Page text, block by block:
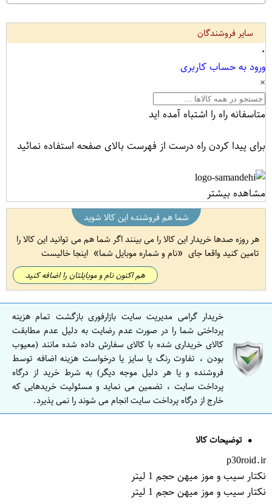
سایر فروشندگان
۰
ورود به حساب کاربری
×
متاسفانه راه را اشتباه آمده اید
برای پیدا کردن راه درست از فهرست بالای صفحه استفاده نمائید
مشاهده بیشتر
شما هم فروشنده این کالا شوید
هر روزه صدها خریدار این کالا را می بینند اگر شما هم می توانید این کالا را
تامین کنید واقعا جای
نام و شماره موبایل شما اینجا خالیست
هم اکنون نام و موبایلتان را اضافه کنید
خریدار گرامی مدیریت سایت بازارفوری بازگشت تمام هزینه
پرداختی شما را در صورت عدم رضایت به دلیل عدم مطابقت
کالای خریداری شده با کالای سفارش داده شده مانند (معیوب
بودن ، تفاوت رنگ یا سایز یا درخواست هزینه اضافه توسط
فروشنده و یا هر دلیل موجه دیگر) به شرط خرید از درگاه
پرداخت سایت ، تضمین می نماید و مسئولیت خریدهایی که
خارج از درگاه پرداخت سایت انجام می شوند را نمی پذیرد.
توضیحات کالا
p30roid.ir
نکتار سیب و موز میهن حجم 1 لیتر
نکتار سیب و موز میهن حجم 1 لیتر